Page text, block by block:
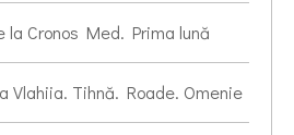
la Cronos Med. Prima lună
Vlahiia. Tihnă. Roade. Omenie